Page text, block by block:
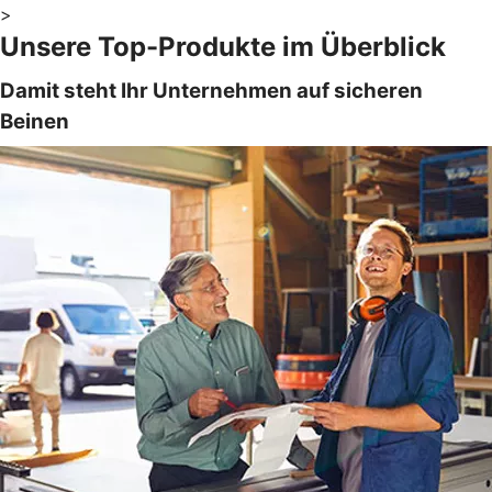
>
Unsere Top-Produkte im Überblick
Damit steht Ihr Unternehmen auf sicheren
Beinen